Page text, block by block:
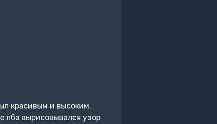
красивым и высоким.
лба вырисовывался узор